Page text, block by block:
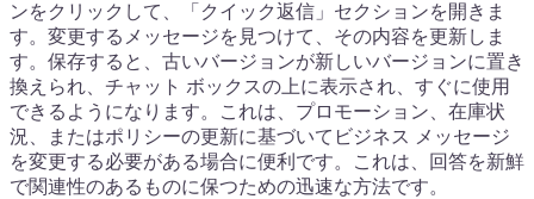
ンをクリックして、「クイック返信」セクションを開きま
す。変更するメッセージを見つけて、その内容を更新しま
す。保存すると、古いバージョンが新しいバージョンに置き
換えられ、チャット ボックスの上に表示され、すぐに使用
できるようになります。これは、プロモーション、在庫状
況、またはポリシーの更新に基づいてビジネス メッセージ
を変更する必要がある場合に便利です。これは、回答を新鮮
で関連性のあるものに保つための迅速な方法です。